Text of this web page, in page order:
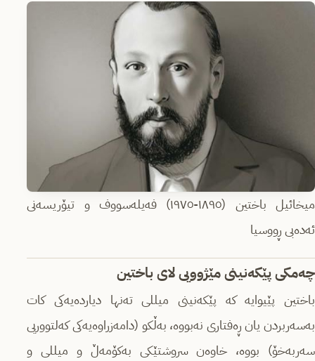
میخائیل باختین (١٨٩٥-١٩٧٥) فەیلەسووف و تیۆریسەنی
ئەدەبی ڕووسیا
چەمکی پێکەنینی مێژوویی لای باختین
باختین پێیوایە کە پێکەنینی میللی تەنها دیاردەیەکی کات
بەسەربردن یان ڕەفتاری نەبووە، بەڵکو (دامەزراوەیەکی کەلتووریی
سەربەخۆ) بووە، خاوەن سروشتێکی بەکۆمەڵ و میللی و